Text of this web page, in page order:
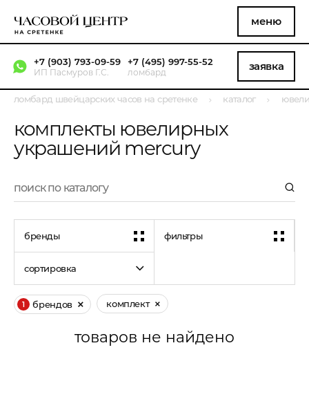
меню
+7 (903) 793-09-59
ИП Пасмуров Г.С.
+7 (495) 997-55-52
ломбард заявка
ломбард швейцарских часов на сретенке каталог
комплекты ювелирных
украшений mercury
бренды фильтры
сортировка
1 брендов комплект
товаров не найдено